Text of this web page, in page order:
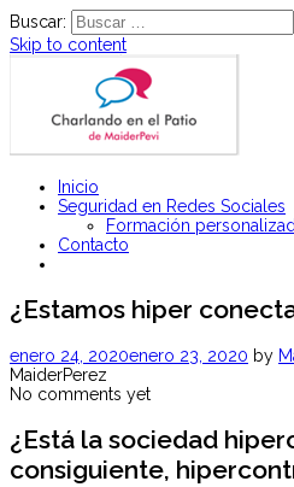
Buscar:
Skip to content
Charlando en el
Charlas y Talleres para padres y
Sociales
Inicio
Seguridad en Redes Sociales
Formación
Contacto
¿Estamos hiper
enero 24, 2020enero 23, 2020 by
MaiderPerez
No comments yet
¿Está la sociedad
consiguiente,